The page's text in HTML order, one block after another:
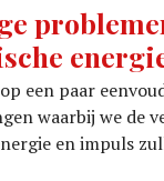
een paar
waarbij we de
en impuls